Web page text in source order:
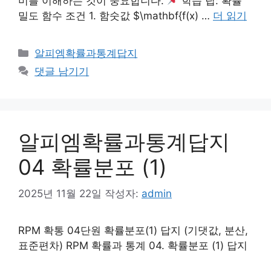
밀도 함수 조건 1. 함숫값 $\mathbf{f(x) … 더 읽기
카
테
고
알피엠확률과통계답지
댓글 남기기
알피엠확률과통계답지
04 확률분포 (1)
2025년 11월 22일 작성자: admin
RPM 확통 04단원 확률분포(1) 답지 (기댓값, 분산,
표준편차) RPM 확률과 통계 04. 확률분포 (1) 답지